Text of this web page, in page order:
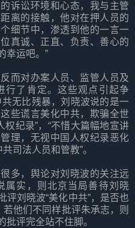
诉讼环境和心态，我与主管
离的接触，他对在押人员的
细节中，渗透到他的一言一
真诚、正直、负责、善心的
幸运吧。”
而对办案人员、监管人员及
行了肯定。这些观点引起争
无比残暴，刘晓波说的是一
些谎言美化中共，欺骗全世
权纪录”，“不惜大篇幅地宣讲
理，无视中国人权纪录恶化
司法人员和管教”。
多，舆论对刘晓波的关注远
属实，则北京当局善待刘晓
评刘晓波“美化中共”，是否也
若他们不同样批评朱承志，则
批评完全站不住脚。